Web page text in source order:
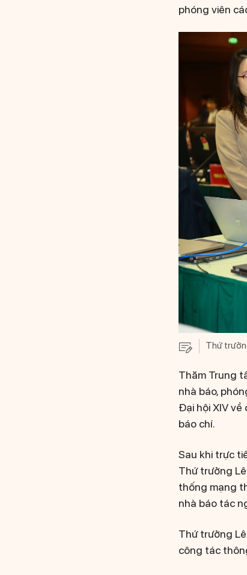
phóng viên
Thứ
Thăm Trung
nhà báo,
Đại hội XIV
báo chí.
Sau khi trực
Thứ trưởng
thống mạng
nhà báo tác
Thứ trưởng
công tác